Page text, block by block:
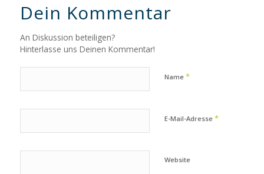
Dein Kommentar
An Diskussion beteiligen?
Hinterlasse uns Deinen Kommentar!
Name *
E-Mail-Adresse *
Website